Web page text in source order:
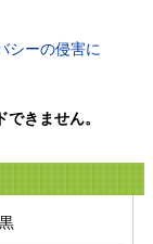
シーの侵害に
きません。